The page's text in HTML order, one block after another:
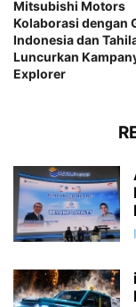
Mitsubishi Motors
Kolaborasi dengan
Indonesia dan
Luncurkan
Explorer